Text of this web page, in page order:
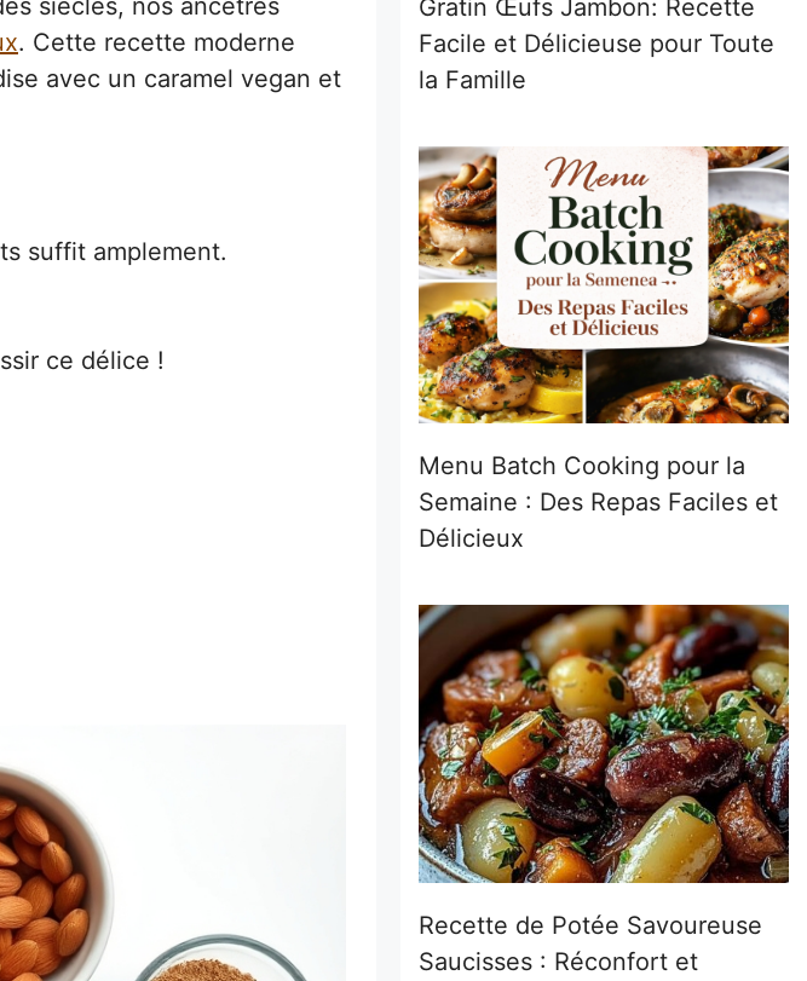
. Cette recette moderne
avec un caramel vegan et
suffit amplement.
ce délice !
Gratin Œufs Jambon: Recette
Facile et Délicieuse pour Toute
la Famille
Menu Batch Cooking pour la
Semaine : Des Repas Faciles et
Délicieux
Recette de Potée Savoureuse
Saucisses : Réconfort et